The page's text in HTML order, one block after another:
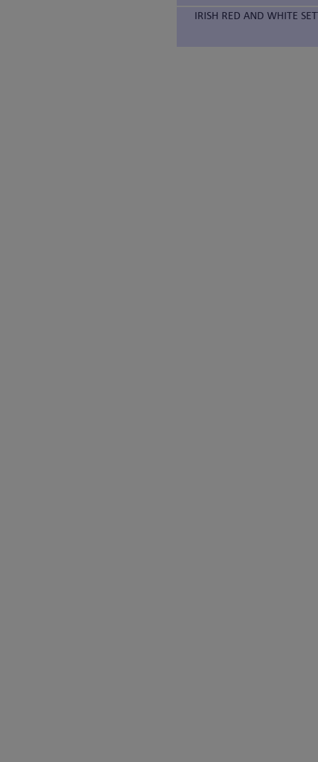
IRISH RED AND WHITE